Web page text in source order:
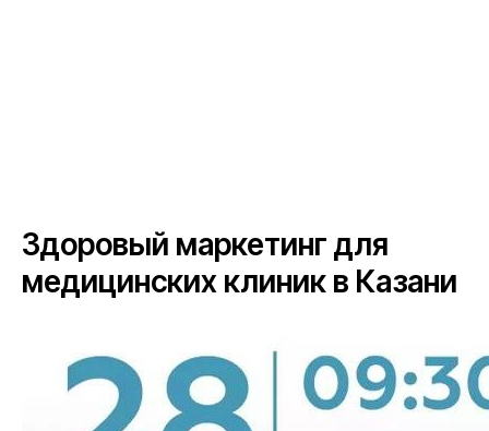
Здоровый маркетинг для
медицинских клиник в Казани